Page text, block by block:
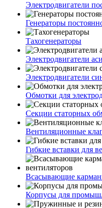
Электродвигатели
Генераторы
Тахогенераторы
Электродвигатели
Электродвигатели
Обмотки для
Секции статорных
Вентиляционные
Гибкие вставки для
Всасывающие
Корпусы для